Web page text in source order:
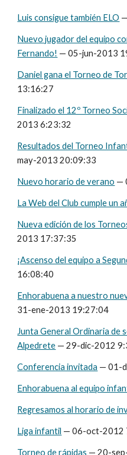
Luis consigue también ELO
Nuevo jugador del equipo
Fernando! — 05-jun-2013
Daniel gana el Torneo de
13:16:27
Finalizado el 12º Torneo
2013 6:23:32
Resultados del Torneo
may-2013 20:09:33
Nuevo horario de verano —
La Web del Club cumple un
Nueva edición de los
2013 17:37:35
¡Ascenso del equipo a
16:08:40
Enhorabuena a nuestro
31-ene-2013 19:27:04
Junta General Ordinaria de
Alpedrete — 29-dic-2012
Conferencia invitada — 01-
Enhorabuena al equipo
Regresamos al horario de
Liga infantil — 06-oct-2012
Torneo de rápidas — 20-